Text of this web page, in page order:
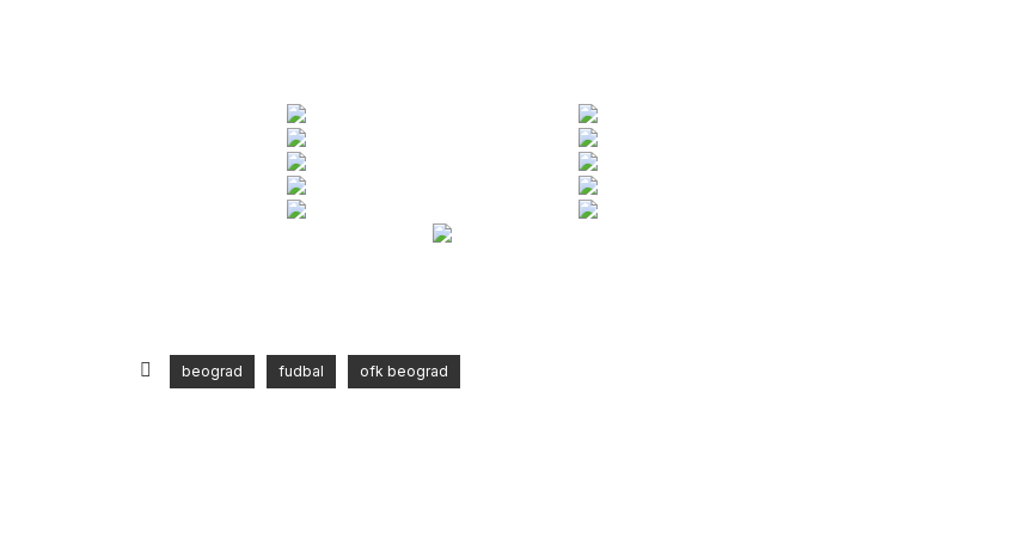
beograd fudbal ofk beograd